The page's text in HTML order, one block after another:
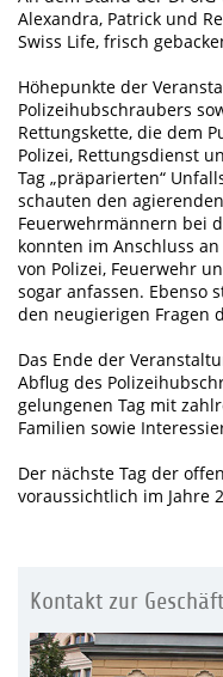
Alexandra, Patrick und
Swiss Life, frisch
Höhepunkte der
Polizeihubschraubers
Rettungskette, die dem
Polizei, Rettungsdienst
Tag „präparierten“
schauten den
Feuerwehrmännern bei
konnten im Anschluss
von Polizei, Feuerwehr
sogar anfassen. Ebenso
den neugierigen Fragen
Das Ende der
Abflug des
gelungenen Tag mit
Familien sowie
Der nächste Tag der
voraussichtlich im Jahre
Kontakt zur